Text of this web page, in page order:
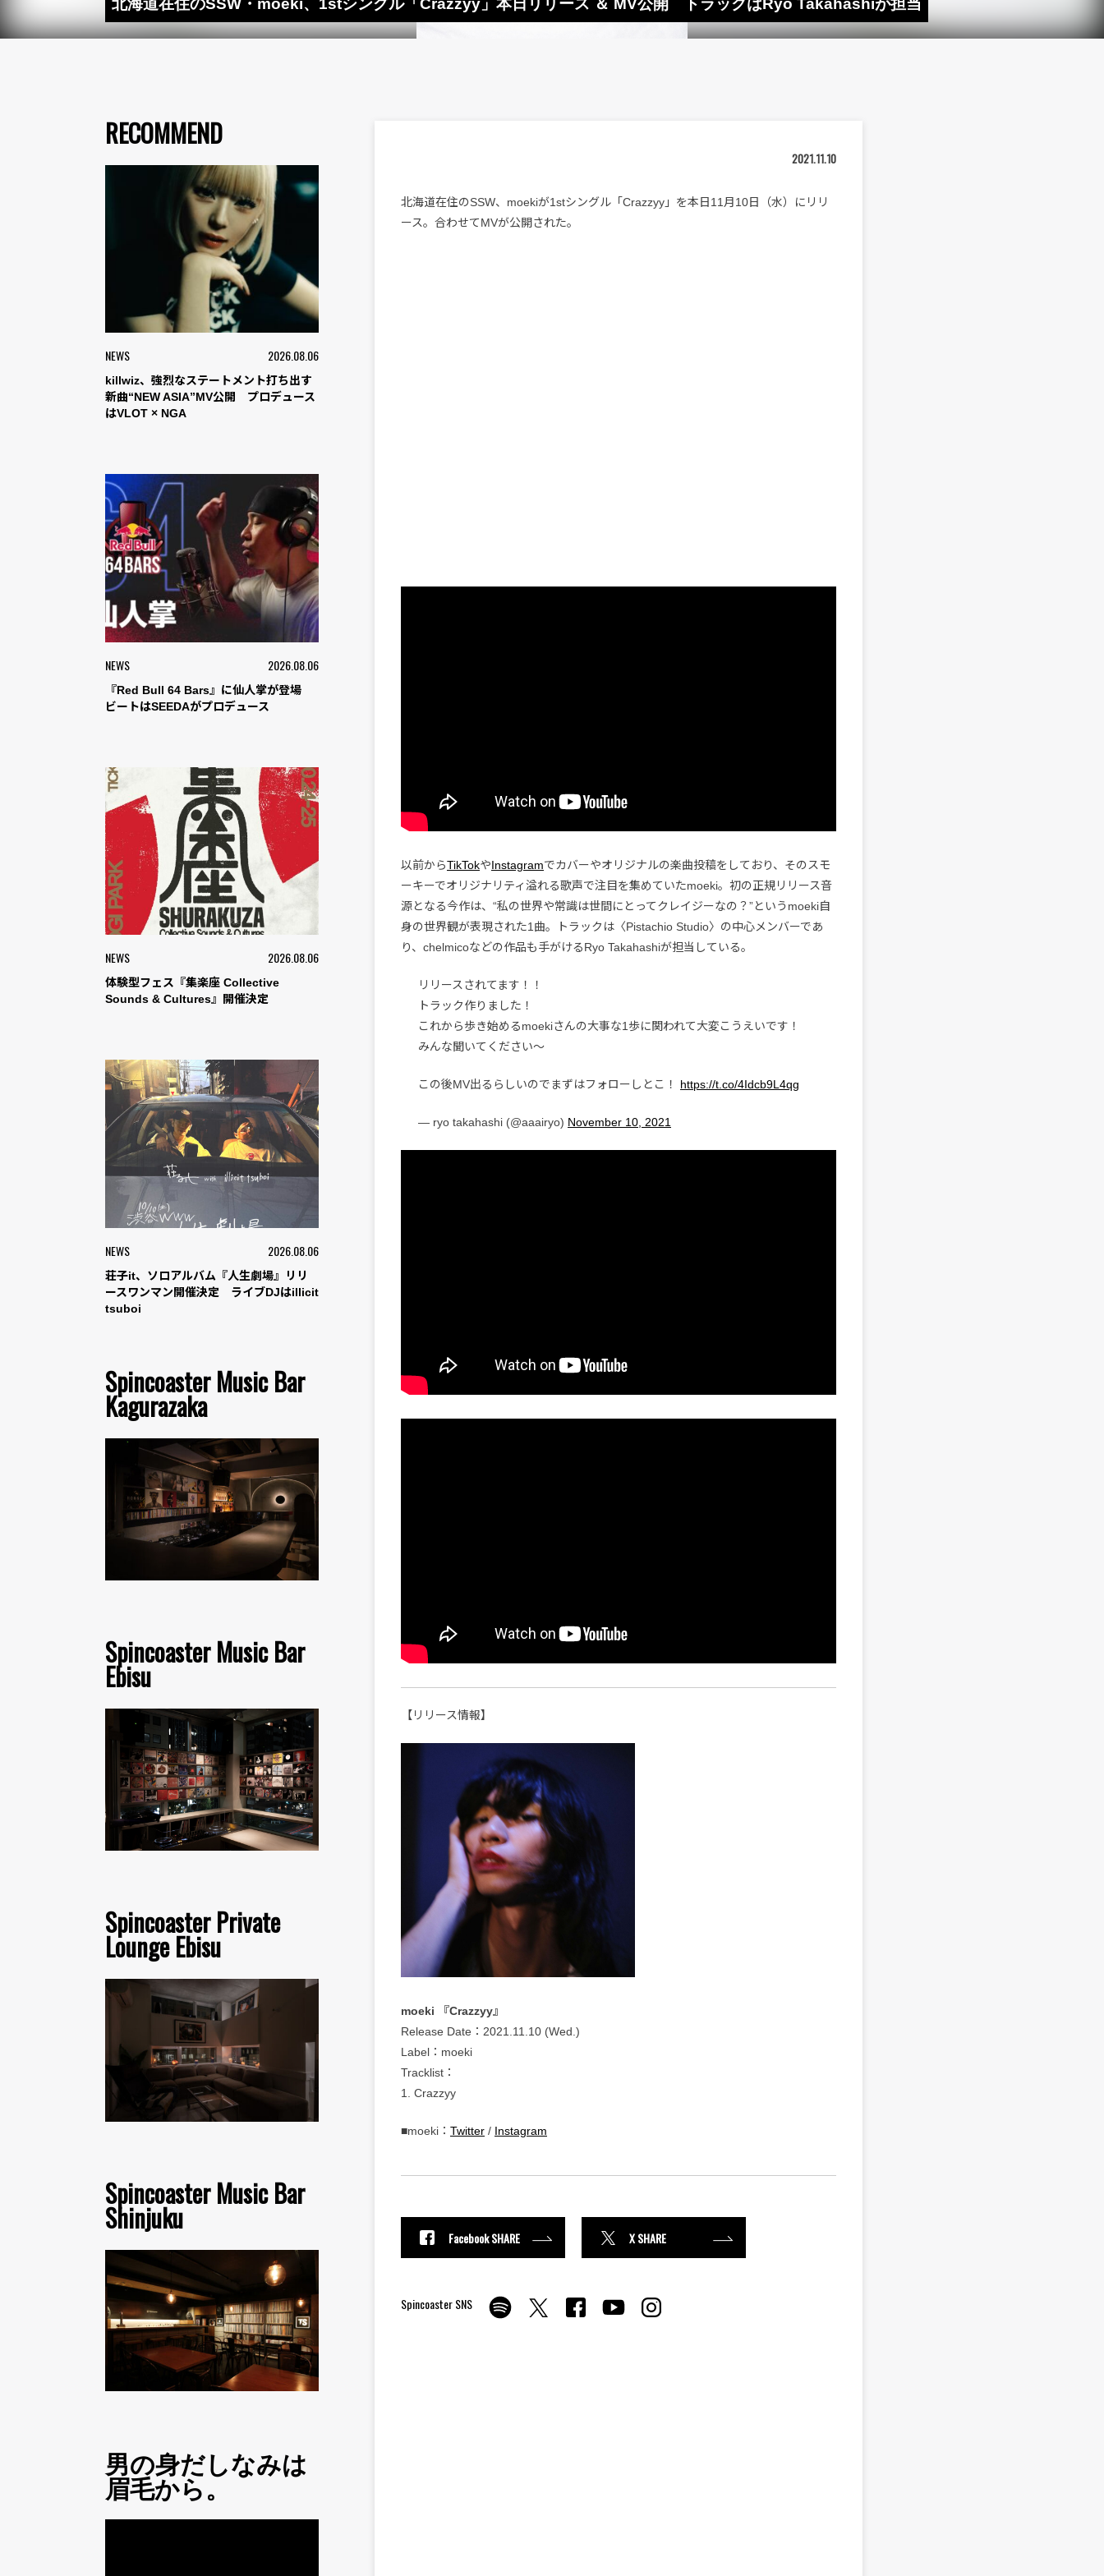
北海道在住のSSW・moeki、1stシングル「Crazzyy」本日リリース ＆ MV公開 トラックはRyo Takahashiが担当
RECOMMEND
NEWS 2026.08.06
killwiz、強烈なステートメント打ち出す
新曲“NEW ASIA”MV公開 プロデュース
はVLOT × NGA
NEWS 2026.08.06
『Red Bull 64 Bars』に仙人掌が登場
ビートはSEEDAがプロデュース
NEWS 2026.08.06
体験型フェス『集楽座 Collective
Sounds & Cultures』開催決定
NEWS 2026.08.06
荘子it、ソロアルバム『人生劇場』リリ
ースワンマン開催決定 ライブDJはillicit
tsuboi
Spincoaster Music Bar
Kagurazaka
Spincoaster Music Bar
Ebisu
Spincoaster Private
Lounge Ebisu
Spincoaster Music Bar
Shinjuku
男の身だしなみは
眉毛から。
2021.11.10
北海道在住のSSW、moekiが1stシングル「Crazzyy」を本日11月10日（水）にリリ
ース。合わせてMVが公開された。
以前からTikTokやInstagramでカバーやオリジナルの楽曲投稿をしており、そのスモ
ーキーでオリジナリティ溢れる歌声で注目を集めていたmoeki。初の正規リリース音
源となる今作は、“私の世界や常識は世間にとってクレイジーなの？”というmoeki自
身の世界観が表現された1曲。トラックは〈Pistachio Studio〉の中心メンバーであ
り、chelmicoなどの作品も手がけるRyo Takahashiが担当している。
リリースされてます！！
トラック作りました！
これから歩き始めるmoekiさんの大事な1歩に関われて大変こうえいです！
みんな聞いてください〜
この後MV出るらしいのでまずはフォローしとこ！ https://t.co/4Idcb9L4qg
— ryo takahashi (@aaairyo) November 10, 2021
【リリース情報】
moeki 『Crazzyy』
Release Date：2021.11.10 (Wed.)
Label：moeki
Tracklist：
1. Crazzyy
■moeki： Twitter / Instagram
Facebook SHARE X SHARE
Spincoaster SNS